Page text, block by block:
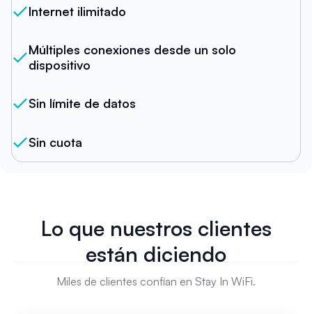
Internet ilimitado
Múltiples conexiones desde un solo
dispositivo
Sin límite de datos
Sin cuota
Lo que nuestros clientes
están diciendo
Miles de clientes confían en Stay In WiFi.